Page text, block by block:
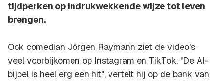
tijdperken op indrukwekkende wijze tot leven
brengen.
Ook comedian Jörgen Raymann ziet de video's
veel voorbijkomen op Instagram en TikTok. "De AI-
bijbel is heel erg een hit", vertelt hij op de bank van